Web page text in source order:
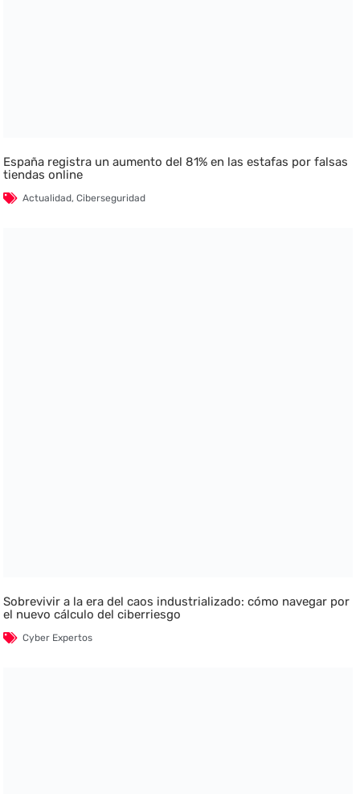
España registra un aumento del 81% en las estafas por falsas
tiendas online
Actualidad,Ciberseguridad
Sobrevivir a la era del caos industrializado: cómo navegar por
el nuevo cálculo del ciberriesgo
Cyber Expertos